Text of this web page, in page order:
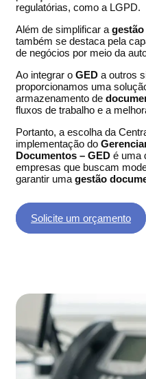
regulatórias, como a LGPD.
Além de simplificar a
também se destaca pela
de negócios por meio da
Ao integrar o GED a outros
proporcionamos uma
armazenamento de
fluxos de trabalho e a
Portanto, a escolha da
implementação do
Documentos – GED é uma
empresas que buscam
garantir uma gestão
Solicite um orçamento